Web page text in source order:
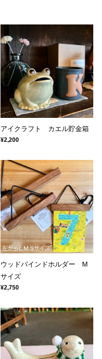
アイクラフト カエル貯金箱
¥2,200
ウッドバインドホルダー M
サイズ
¥2,750